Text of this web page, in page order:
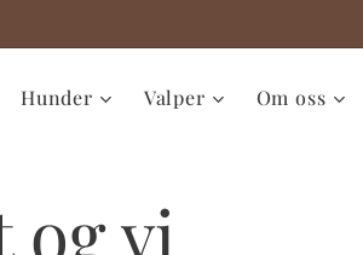
Hunder Valper Om oss
og vi